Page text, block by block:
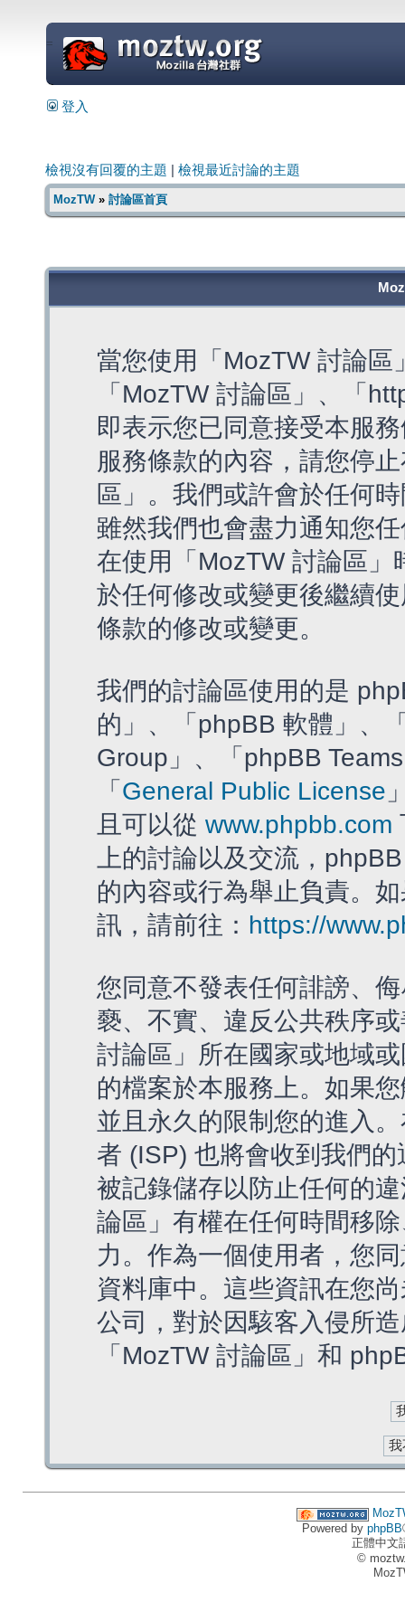
=
登入
檢視沒有回覆的主題 檢視最近討論的主題
MozTW» 討論區首頁
當您使用「MozTW 討論
「MozTW 討論區」、「
即表示您已同意接受本服
服務條款的內容，請您停
區」。我們或許會於任何
雖然我們也會盡力通知您
在使用「MozTW 討論區
於任何修改或變更後繼續
條款的修改或變更。
我們的討論區使用的是
的」、「phpBB 軟體」、
Group」、「phpBB
「 General Public License
且可以從 www.phpbb.com
上的討論以及交流，
的內容或行為舉止負責。
訊，請前往： https://
您同意不發表任何誹謗、
褻、不實、違反公共秩序
討論區」所在國家或地域
的檔案於本服務上。如果
並且永久的限制您的進入
者 (ISP) 也將會收到我們
被記錄儲存以防止任何的
論區」有權在任何時間移
力。作為一個使用者，您
資料庫中。這些資訊在您
公司，對於因駭客入侵所
「MozTW 討論區」和
Powered by phpBB
正體中文
©